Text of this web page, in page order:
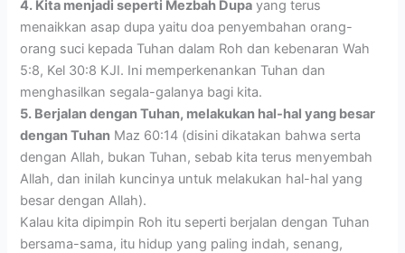
4. Kita menjadi seperti Mezbah Dupa yang terus
menaikkan asap dupa yaitu doa penyembahan orang-
orang suci kepada Tuhan dalam Roh dan kebenaran Wah
5:8, Kel 30:8 KJI. Ini memperkenankan Tuhan dan
menghasilkan segala-galanya bagi kita.
5. Berjalan dengan Tuhan, melakukan hal-hal yang besar
dengan Tuhan Maz 60:14 (disini dikatakan bahwa serta
dengan Allah, bukan Tuhan, sebab kita terus menyembah
Allah, dan inilah kuncinya untuk melakukan hal-hal yang
besar dengan Allah).
Kalau kita dipimpin Roh itu seperti berjalan dengan Tuhan
bersama-sama, itu hidup yang paling indah, senang,